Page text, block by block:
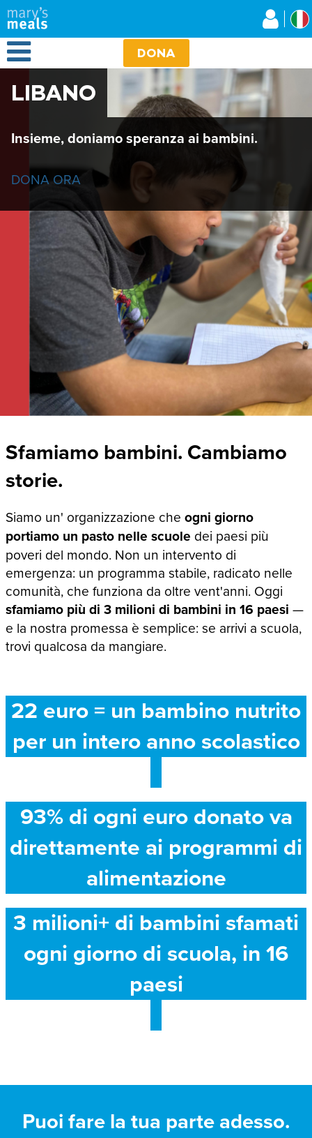
Salta
al
contenuto
principale
Open Menu DONA
LIBANO
Insieme, doniamo speranza ai bambini.
DONA ORA
Sfamiamo bambini. Cambiamo
storie.
Siamo un' organizzazione che ogni giorno
portiamo un pasto nelle scuole dei paesi più
poveri del mondo. Non un intervento di
emergenza: un programma stabile, radicato nelle
comunità, che funziona da oltre vent'anni. Oggi
sfamiamo più di 3 milioni di bambini in 16 paesi —
e la nostra promessa è semplice: se arrivi a scuola,
trovi qualcosa da mangiare.
22 euro = un bambino nutrito
per un intero anno scolastico
93% di ogni euro donato va
direttamente ai programmi di
alimentazione
3 milioni+ di bambini sfamati
ogni giorno di scuola, in 16
paesi
Puoi fare la tua parte adesso.